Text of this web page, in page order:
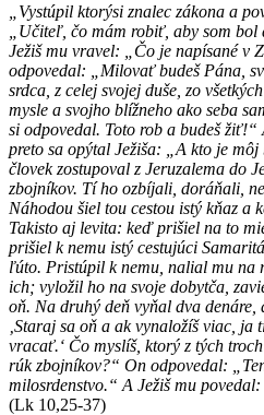
„Vystúpil ktorýsi znalec zákona a
„Učiteľ, čo mám robiť, aby som bol
Ježiš mu vravel: „Čo je napísané v
odpovedal: „Milovať budeš Pána,
srdca, z celej svojej duše, zo
mysle a svojho blížneho ako seba
si odpovedal. Toto rob a budeš žiť!“
preto sa opýtal Ježiša: „A kto je
človek zostupoval z Jeruzalema do
zbojníkov. Tí ho ozbíjali, doráňali,
Náhodou šiel tou cestou istý kňaz a
Takisto aj levita: keď prišiel na to
prišiel k nemu istý cestujúci
ľúto. Pristúpil k nemu, nalial mu na
ich; vyložil ho na svoje dobytča,
oň. Na druhý deň vyňal dva denáre,
‚Staraj sa oň a ak vynaložíš viac,
vracať.‘ Čo myslíš, ktorý z tých
rúk zbojníkov?“ On odpovedal:
milosrdenstvo.“ A Ježiš mu
(Lk 10,25-37)